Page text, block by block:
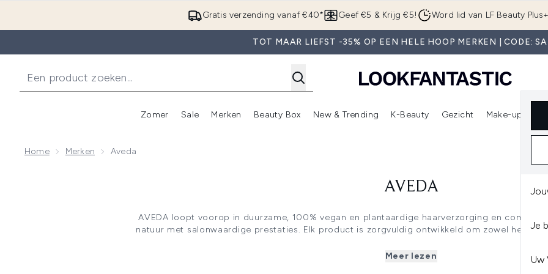
Overslaan naar de hoofdinhoud
Gratis verzending vanaf €40* Geef €5 & Krijg €5! Word lid van LF Beauty Plus+
TOT MAAR LIEFST -35% OP EEN HELE HOOP MERKEN | CODE:
Je
Uw
Zomer
Enter submenu (Zomer)
Sale
Enter submenu (Sale)
Merken
Enter submenu (Merken)
Beauty Box
Enter submenu (Beauty Box)
New & Trending
Enter submenu (New & Trending)
K-Beauty
Enter submenu (K-Beauty)
Gezicht Make-up
Home Merken Aveda
AVEDA
AVEDA loopt voorop in duurzame, 100% vegan en plantaardige haarverzorging en
natuur met salonwaardige prestaties. Elk product is zorgvuldig ontwikkeld om zowel het
stylingproducten en oplossingen speciaal ontwikkeld voor krullend haar of haarbreuk-
gerichte verzorging voor elk haartype en elke behoefte.
Meer lezen